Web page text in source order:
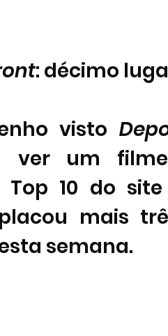
: décimo
visto
ver um
10 do site
mais
semana.